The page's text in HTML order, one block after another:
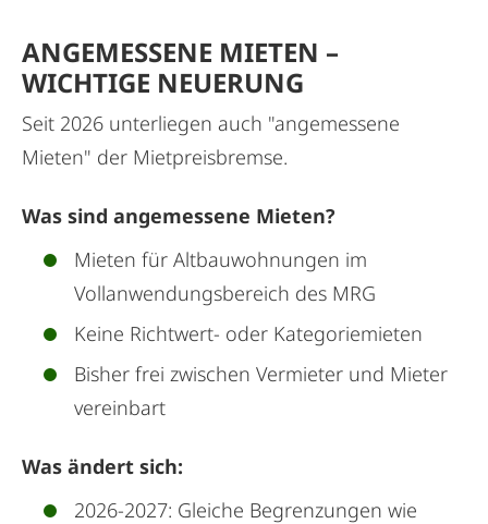
ANGEMESSENE MIETEN –
WICHTIGE NEUERUNG
Seit 2026 unterliegen auch "angemessene
Mieten" der Mietpreisbremse.
Was sind angemessene Mieten?
Mieten für Altbauwohnungen im
Vollanwendungsbereich des MRG
Keine Richtwert- oder Kategoriemieten
Bisher frei zwischen Vermieter und Mieter
vereinbart
Was ändert sich:
2026-2027: Gleiche Begrenzungen wie